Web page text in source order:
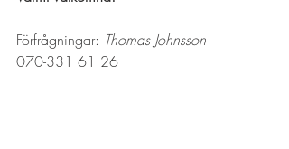
Förfrågningar: Thomas Johnsson
070-331 61 26